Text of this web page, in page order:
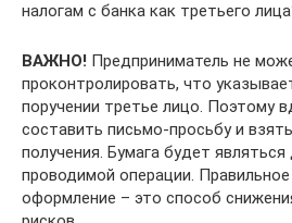
налогам с банка как третьего
ВАЖНО! Предприниматель не
проконтролировать, что
поручении третье лицо. Поэтому
составить письмо-просьбу и
получения. Бумага будет
проводимой операции.
оформление – это способ